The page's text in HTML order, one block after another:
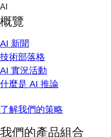
Skip
content
AI
概覽
AI 新聞
技術部落格
AI 實況活動
什麼是 AI 推論
了解我們的策略
我們的產品組合